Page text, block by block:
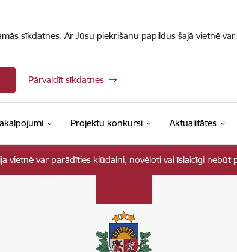
sīkdatnes. Ar Jūsu piekrišanu papildus šajā vietnē
Pārvaldīt sīkdatnes
Projektu konkursi Aktualitātes
vietnē var parādīties kļūdaini, novēloti vai īslaicīgi nebūt